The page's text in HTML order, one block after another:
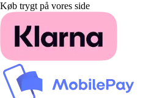
Køb trygt på vores side